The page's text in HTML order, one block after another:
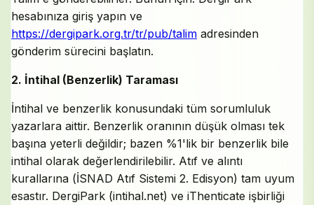
hesabınıza giriş yapın ve
https://dergipark.org.tr/tr/pub/talim adresinden
gönderim sürecini başlatın.
2. İntihal (Benzerlik) Taraması
İntihal ve benzerlik konusundaki tüm sorumluluk
yazarlara aittir. Benzerlik oranının düşük olması tek
başına yeterli değildir; bazen %1'lik bir benzerlik bile
intihal olarak değerlendirilebilir. Atıf ve alıntı
kurallarına (İSNAD Atıf Sistemi 2. Edisyon) tam uyum
esastır. DergiPark (intihal.net) ve iThenticate işbirliği